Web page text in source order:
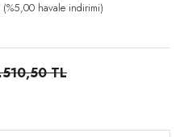
havale indirimi)
TL